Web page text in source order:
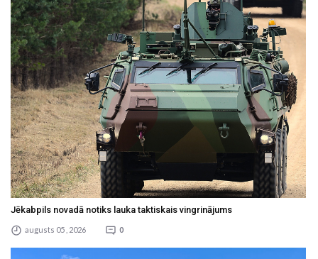
Jēkabpils novadā notiks lauka taktiskais vingrinājums
augusts 05 , 2026 0